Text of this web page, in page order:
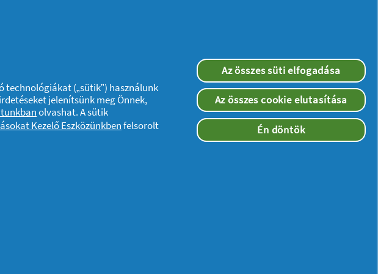
technológiákat („sütik”) használunk
jelenítsünk meg Önnek,
olvashat. A sütik
Kezelő Eszközünkbenfelsorolt
Az összes süti elfogadása
Az összes cookie elutasítása
Én döntök